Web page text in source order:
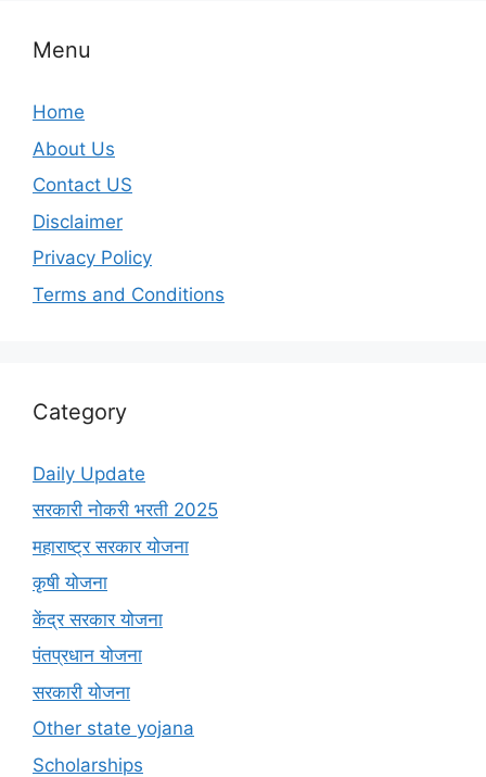
Menu
Home
About Us
Contact US
Disclaimer
Privacy Policy
Terms and Conditions
Category
Daily Update
सरकारी नोकरी भरती 2025
महाराष्ट्र सरकार योजना
कृषी योजना
केंद्र सरकार योजना
पंतप्रधान योजना
सरकारी योजना
Other state yojana
Scholarships